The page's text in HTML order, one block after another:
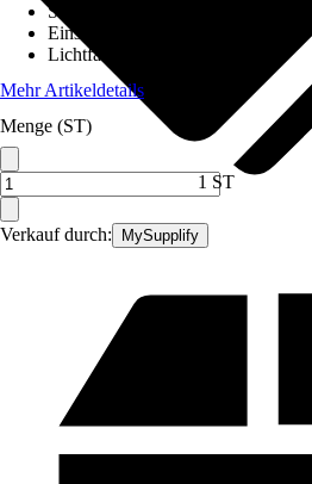
Verkauf durch: MySupplify
Stromversorgung
Einsatzbereich
Lichtfarbe
Mehr Artikeldetails
Menge (ST)
1 ST